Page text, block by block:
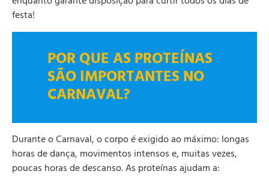
festa!
POR QUE AS PROTEÍNAS
SÃO IMPORTANTES NO
CARNAVAL?
Durante o Carnaval, o corpo é exigido ao máximo: longas
horas de dança, movimentos intensos e, muitas vezes,
poucas horas de descanso. As proteínas ajudam a: